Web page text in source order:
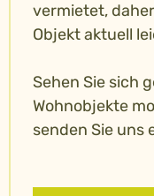
vermietet,
Objekt aktuell
Sehen Sie sich
Wohnobjekte
senden Sie uns